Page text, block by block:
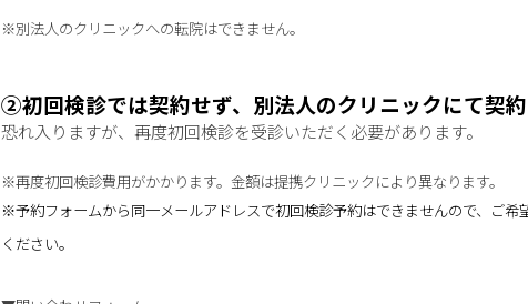
※別法人のクリニックへの転院はできません。
②初回検診では契約せず、別法人のクリニックにて契
恐れ入りますが、再度初回検診を受診いただく必要があります。
※再度初回検診費用がかかります。金額は提携クリニックにより異なります。
※予約フォームから同一メールアドレスで初回検診予約はできませんので、ご希
ください。